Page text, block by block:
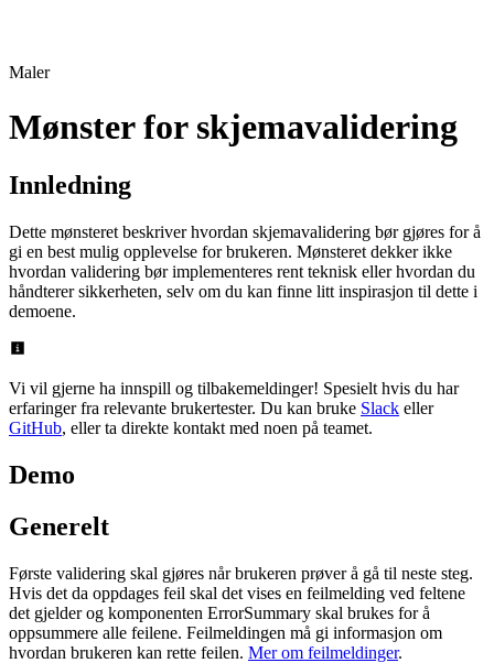
Maler
Mønster for skjemavalidering
Innledning
Dette mønsteret beskriver hvordan skjemavalidering bør gjøres for å
gi en best mulig opplevelse for brukeren. Mønsteret dekker ikke
hvordan validering bør implementeres rent teknisk eller hvordan du
håndterer sikkerheten, selv om du kan finne litt inspirasjon til dette i
demoene.
Vi vil gjerne ha innspill og tilbakemeldinger! Spesielt hvis du har
erfaringer fra relevante brukertester. Du kan bruke Slack eller
GitHub, eller ta direkte kontakt med noen på teamet.
Demo
Generelt
Første validering skal gjøres når brukeren prøver å gå til neste steg.
Hvis det da oppdages feil skal det vises en feilmelding ved feltene
det gjelder og komponenten ErrorSummary skal brukes for å
oppsummere alle feilene. Feilmeldingen må gi informasjon om
hvordan brukeren kan rette feilen. Mer om feilmeldinger.